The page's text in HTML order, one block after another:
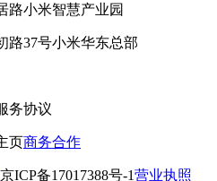
路小米智慧产业园
路37号小米华东总部
务协议
页商务合作
京ICP备17017388号-1营业执照